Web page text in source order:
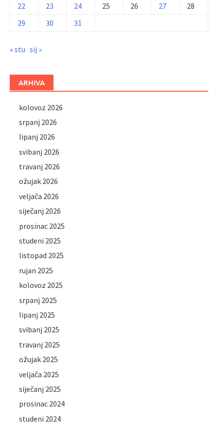
22
23 24 25 26 27
28
29
30 31
« stu sij »
ARHIVA
kolovoz 2026
srpanj 2026
lipanj 2026
svibanj 2026
travanj 2026
ožujak 2026
veljača 2026
siječanj 2026
prosinac 2025
studeni 2025
listopad 2025
rujan 2025
kolovoz 2025
srpanj 2025
lipanj 2025
svibanj 2025
travanj 2025
ožujak 2025
veljača 2025
siječanj 2025
prosinac 2024
studeni 2024